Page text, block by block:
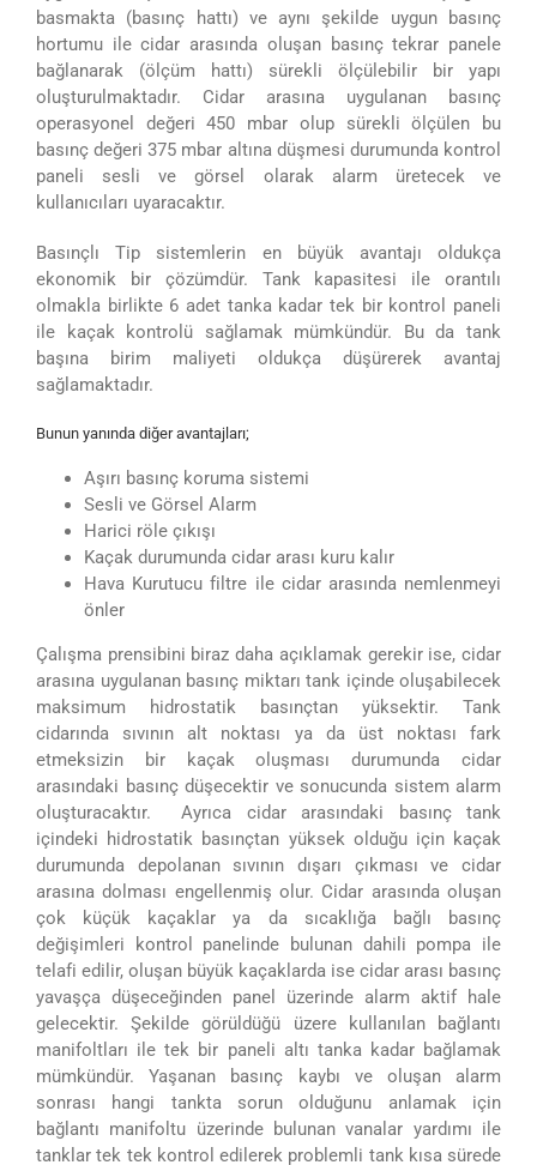
basmakta (basınç hattı) ve aynı şekilde uygun basınç
hortumu ile cidar arasında oluşan basınç tekrar panele
bağlanarak (ölçüm hattı) sürekli ölçülebilir bir yapı
oluşturulmaktadır. Cidar arasına uygulanan basınç
operasyonel değeri 450 mbar olup sürekli ölçülen bu
basınç değeri 375 mbar altına düşmesi durumunda kontrol
paneli sesli ve görsel olarak alarm üretecek ve
kullanıcıları uyaracaktır.
Basınçlı Tip sistemlerin en büyük avantajı oldukça
ekonomik bir çözümdür. Tank kapasitesi ile orantılı
olmakla birlikte 6 adet tanka kadar tek bir kontrol paneli
ile kaçak kontrolü sağlamak mümkündür. Bu da tank
başına birim maliyeti oldukça düşürerek avantaj
sağlamaktadır.
Bunun yanında diğer avantajları;
Aşırı basınç koruma sistemi
Sesli ve Görsel Alarm
Harici röle çıkışı
Kaçak durumunda cidar arası kuru kalır
Hava Kurutucu filtre ile cidar arasında nemlenmeyi
önler
Çalışma prensibini biraz daha açıklamak gerekir ise, cidar
arasına uygulanan basınç miktarı tank içinde oluşabilecek
maksimum hidrostatik basınçtan yüksektir. Tank
cidarında sıvının alt noktası ya da üst noktası fark
etmeksizin bir kaçak oluşması durumunda cidar
arasındaki basınç düşecektir ve sonucunda sistem alarm
oluşturacaktır. Ayrıca cidar arasındaki basınç tank
içindeki hidrostatik basınçtan yüksek olduğu için kaçak
durumunda depolanan sıvının dışarı çıkması ve cidar
arasına dolması engellenmiş olur. Cidar arasında oluşan
çok küçük kaçaklar ya da sıcaklığa bağlı basınç
değişimleri kontrol panelinde bulunan dahili pompa ile
telafi edilir, oluşan büyük kaçaklarda ise cidar arası basınç
yavaşça düşeceğinden panel üzerinde alarm aktif hale
gelecektir. Şekilde görüldüğü üzere kullanılan bağlantı
manifoltları ile tek bir paneli altı tanka kadar bağlamak
mümkündür. Yaşanan basınç kaybı ve oluşan alarm
sonrası hangi tankta sorun olduğunu anlamak için
bağlantı manifoltu üzerinde bulunan vanalar yardımı ile
tanklar tek tek kontrol edilerek problemli tank kısa sürede